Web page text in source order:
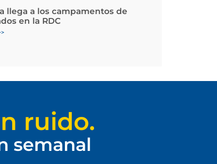
llega a los campamentos de
en la RDC
ruido.
semanal